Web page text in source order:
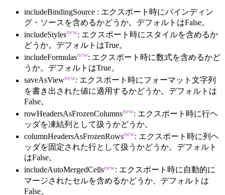
includeBindingSource : エクスポート時にバインディン
グ・ソースを含めるかどうか。デフォルトはFalse。
includeStylesnew: エクスポート時にスタイルを含めるか
どうか。デフォルトはTrue。
includeFormulasnew: エクスポート時に数式を含めるかど
うか。デフォルトはTrue。
saveAsViewnew: エクスポート時にフォーマット文字列
を書き出された値に適用するかどうか。デフォルトは
False。
rowHeadersAsFrozenColumnsnew: エクスポート時に行ヘ
ッダを凍結列として扱うかどうか。
columnHeadersAsFrozenRowsnew: エクスポート時に列ヘ
ッダを固定された行として扱うかどうか。デフォルト
はFalse。
includeAutoMergedCellsnew: エクスポート時に自動的に
マージされたセルを含めるかどうか、デフォルトは
False。